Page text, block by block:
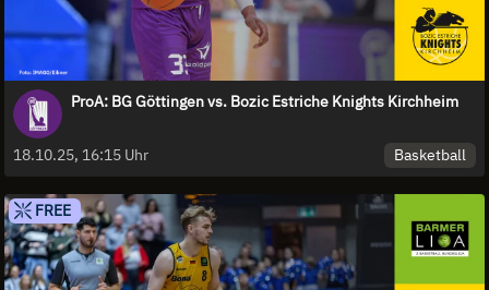
ProA: BG Göttingen vs. Bozic Estriche Knights Kirchheim
18.10.25, 16:15 Uhr Basketball
FREE